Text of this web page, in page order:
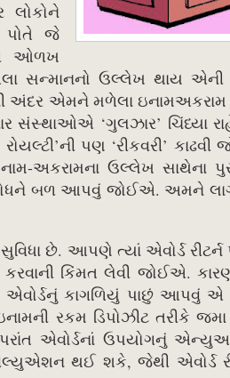
લોકોને
પોતે જે
ઓળખ
સન્માનનો ઉલ્લેખ થાય
એમને મળેલા ઇનામઅકરામ
‘ગુલઝાર’ ચિંધ્યા રાહે
પણ ‘રીકવરી’
અકરામના ઉલ્લેખ સાથેના
બળ આપવું જોઈએ. અમને
છે. આપણે ત્યાં એવોર્ડ
કિંમત લેવી જોઈએ.
કાગળિયું પાછું આપવું એ
રકમ ડિપોઝીટ તરીકે
એવોર્ડનાં ઉપયોગનું
થઈ શકે, જેથી એવોર્ડ